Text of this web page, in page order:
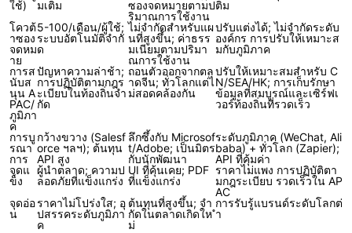
ใช้)
มเติม
ซองจดหมายตามป
ริมาณการใช้งาน
ติม
โควต้
าซอง
จดหม
าย
5-100/เดือน/ผู้ใช้;
ระบบอัตโนมัติจำกั
ด
ไม่จำกัดสำหรับแผ
นที่สูงขึ้น; ค่าธรร
มเนียมตามปริมา
ณการใช้งาน
ปรับแต่งได้; ไม่จำกัดระดับ
องค์กร การปรับให้เหมาะส
มกับภูมิภาค
การส
นับส
นุน A
PAC/
ภูมิภา
ค
ปัญหาความล่าช้า;
การปฏิบัติตามกฎร
ะเบียบในท้องถิ่นจำ
กัด
ถอนตัวออกจากตล
าดจีน; ทั่วโลกแต่ไ
ม่สอดคล้องกัน
ปรับให้เหมาะสมสำหรับ C
N/SEA/HK; การเก็บรักษา
ข้อมูลที่สมบูรณ์และเซิร์ฟเ
วอร์ท้องถิ่นที่รวดเร็ว
การบู
รณา
การ
กว้างขวาง (Salesf
orce ฯลฯ); ต้นทุน
API สูง
ลึกซึ้งกับ Microsof
t/Adobe; เป็นมิตร
กับนักพัฒนา
ระดับภูมิภาค (WeChat, Ali
baba) + ทั่วโลก (Zapier);
API ที่คุ้มค่า
จุดแ
ข็ง
ผู้นำตลาด; ความป
ลอดภัยที่แข็งแกร่ง
UI ที่คุ้นเคย; PDF
ที่แข็งแกร่ง
ราคาไม่แพง การปฏิบัติตา
มกฎระเบียบ รวดเร็วใน AP
AC
จุดอ่อ
น
ราคาไม่โปร่งใส; อุ
ปสรรคระดับภูมิภา
ค
ต้นทุนที่สูงขึ้น; จำ
กัดในตลาดเกิดให
ม่
การรับรู้แบรนด์ระดับโลกต่
ำ